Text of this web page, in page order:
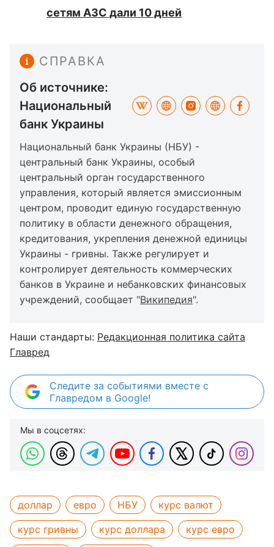
сетям АЗС дали 10 дней
СПРАВКА
Об источнике:
Национальный
банк Украины
Национальный банк Украины (НБУ) -
центральный банк Украины, особый
центральный орган государственного
управления, который является эмиссионным
центром, проводит единую государственную
политику в области денежного обращения,
кредитования, укрепления денежной единицы
Украины - гривны. Также регулирует и
контролирует деятельность коммерческих
банков в Украине и небанковских финансовых
учреждений, сообщает "Википедия".
Наши стандарты: Редакционная политика сайта
Главред
Следите за событиями вместе с
Главредом в Google!
Мы в соцсетях:
доллар евро НБУ
курс валют
курс гривны
курс доллара
курс евро